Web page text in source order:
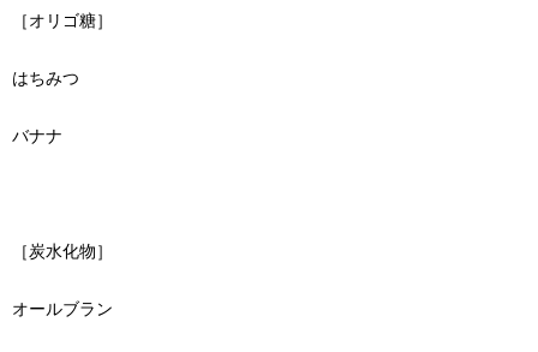
［オリゴ糖］
はちみつ
バナナ
［炭水化物］
オールブラン